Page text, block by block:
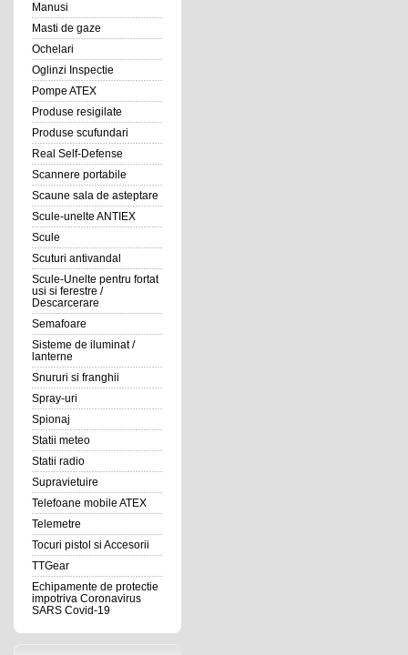
Manusi
Masti de gaze
Ochelari
Oglinzi Inspectie
Pompe ATEX
Produse resigilate
Produse scufundari
Real Self-Defense
Scannere portabile
Scaune sala de asteptare
Scule-unelte ANTIEX
Scule
Scuturi antivandal
Scule-Unelte pentru fortat
usi si ferestre /
Descarcerare
Semafoare
Sisteme de iluminat /
lanterne
Snururi si franghii
Spray-uri
Spionaj
Statii meteo
Statii radio
Supravietuire
Telefoane mobile ATEX
Telemetre
Tocuri pistol si Accesorii
TTGear
Echipamente de protectie
impotriva Coronavirus
SARS Covid-19